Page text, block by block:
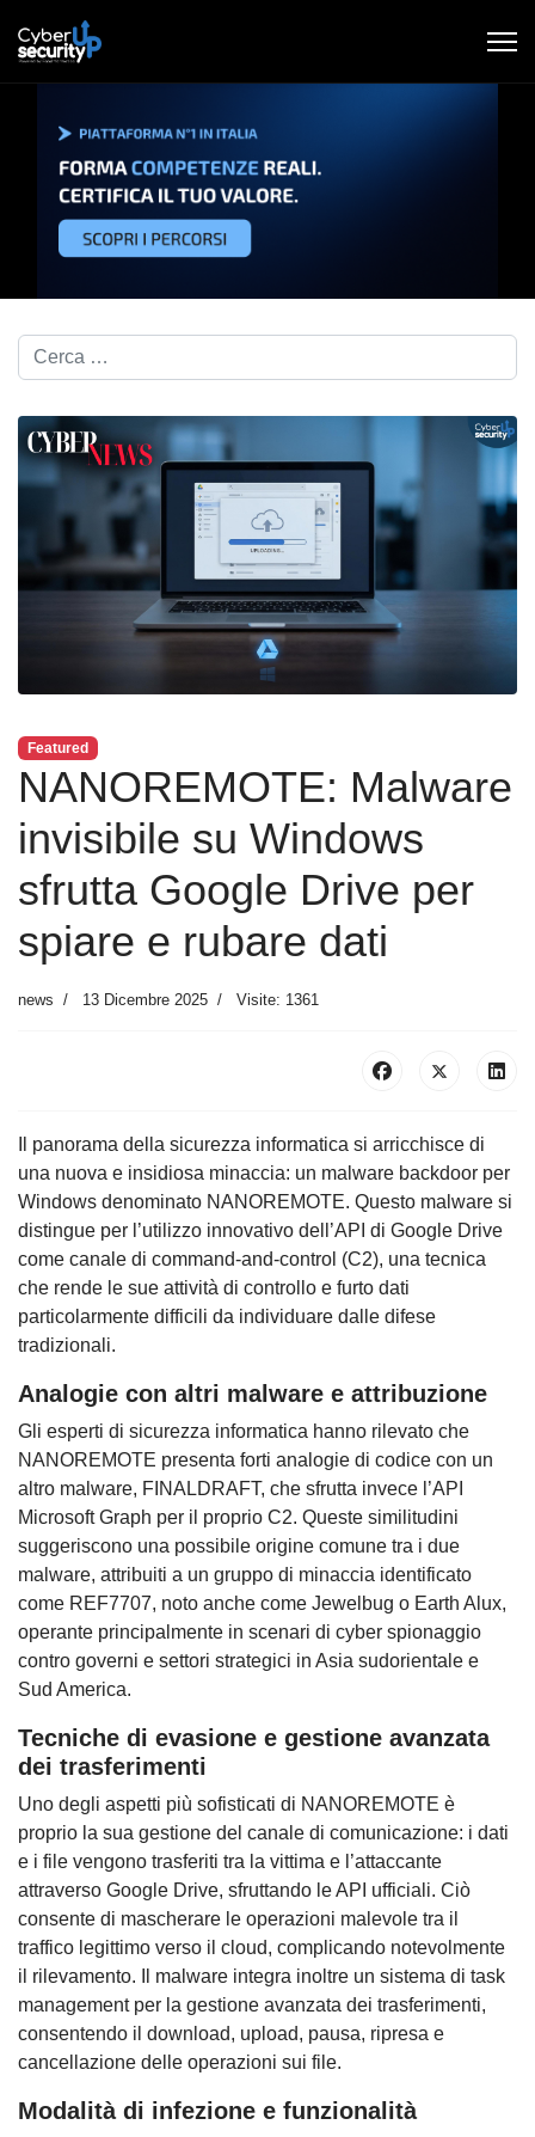
Cerca nel blog...
Featured
NANOREMOTE: Malware
invisibile su Windows
sfrutta Google Drive per
spiare e rubare dati
news 13 Dicembre 2025 Visite: 1361
Il panorama della sicurezza informatica si arricchisce di
una nuova e insidiosa minaccia: un malware backdoor per
Windows denominato NANOREMOTE. Questo malware si
distingue per l’utilizzo innovativo dell’API di Google Drive
come canale di command-and-control (C2), una tecnica
che rende le sue attività di controllo e furto dati
particolarmente difficili da individuare dalle difese
tradizionali.
Analogie con altri malware e attribuzione
Gli esperti di sicurezza informatica hanno rilevato che
NANOREMOTE presenta forti analogie di codice con un
altro malware, FINALDRAFT, che sfrutta invece l’API
Microsoft Graph per il proprio C2. Queste similitudini
suggeriscono una possibile origine comune tra i due
malware, attribuiti a un gruppo di minaccia identificato
come REF7707, noto anche come Jewelbug o Earth Alux,
operante principalmente in scenari di cyber spionaggio
contro governi e settori strategici in Asia sudorientale e
Sud America.
Tecniche di evasione e gestione avanzata
dei trasferimenti
Uno degli aspetti più sofisticati di NANOREMOTE è
proprio la sua gestione del canale di comunicazione: i dati
e i file vengono trasferiti tra la vittima e l’attaccante
attraverso Google Drive, sfruttando le API ufficiali. Ciò
consente di mascherare le operazioni malevole tra il
traffico legittimo verso il cloud, complicando notevolmente
il rilevamento. Il malware integra inoltre un sistema di task
management per la gestione avanzata dei trasferimenti,
consentendo il download, upload, pausa, ripresa e
cancellazione delle operazioni sui file.
Modalità di infezione e funzionalità